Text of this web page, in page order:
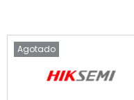
Agotado